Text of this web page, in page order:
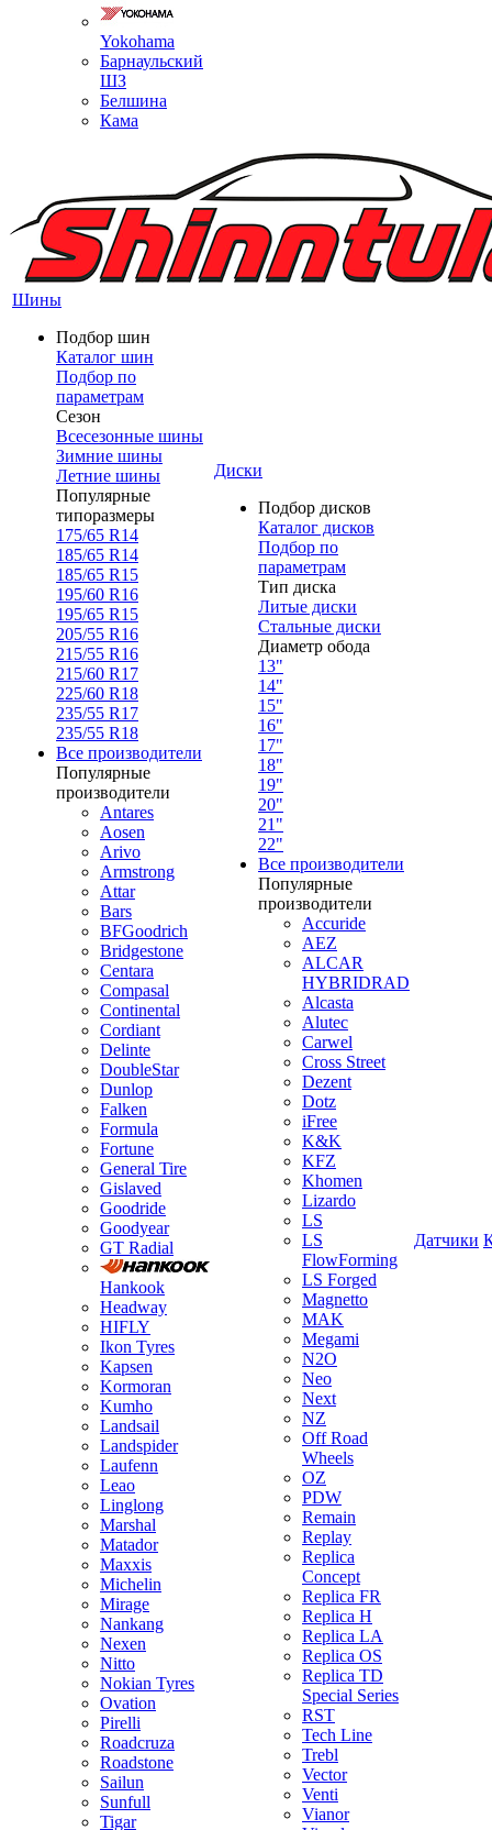
Yokohama
Барнаульский
ШЗ
Белшина
Кама
Шины
Подбор шин
Каталог шин
Подбор по
параметрам
Сезон
Всесезонные шины
Зимние шины
Летние шины
Популярные
типоразмеры
175/65 R14
185/65 R14
185/65 R15
195/60 R16
195/65 R15
205/55 R16
215/55 R16
215/60 R17
225/60 R18
235/55 R17
235/55 R18
Все производители
Популярные
производители
Antares
Aosen
Arivo
Armstrong
Attar
Bars
BFGoodrich
Bridgestone
Centara
Compasal
Continental
Cordiant
Delinte
DoubleStar
Dunlop
Falken
Formula
Fortune
General Tire
Gislaved
Goodride
Goodyear
GT Radial
Hankook
Headway
HIFLY
Ikon Tyres
Kapsen
Kormoran
Kumho
Landsail
Landspider
Laufenn
Leao
Linglong
Marshal
Matador
Maxxis
Michelin
Mirage
Nankang
Nexen
Nitto
Nokian Tyres
Ovation
Pirelli
Roadcruza
Roadstone
Sailun
Sunfull
Tigar
Диски
Подбор дисков
Каталог дисков
Подбор по
параметрам
Тип диска
Литые диски
Стальные диски
Диаметр обода
13"
14"
15"
16"
17"
18"
19"
20"
21"
22"
Все производители
Популярные
производители
Accuride
AEZ
ALCAR
HYBRIDRAD
Alcasta
Alutec
Carwel
Cross Street
Dezent
Dotz
iFree
K&K
KFZ
Khomen
Lizardo
LS
LS
FlowForming
LS Forged
Magnetto
MAK
Megami
N2O
Neo
Next
NZ
Off Road
Wheels
OZ
PDW
Remain
Replay
Replica
Concept
Replica FR
Replica H
Replica LA
Replica OS
Replica TD
Special Series
RST
Tech Line
Trebl
Vector
Venti
Vianor
Датчики